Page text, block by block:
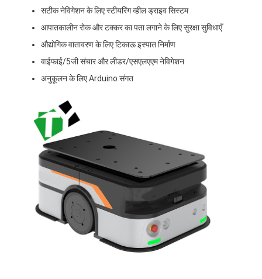
होम
सटीक नेविगेशन के लिए स्टीयरिंग व्हील ड्राइव सिस्टम
आपातकालीन रोक और टक्कर का पता लगाने के लिए सुरक्षा सुविधाएँ
औद्योगिक वातावरण के लिए टिकाऊ इस्पात निर्माण
वाईफाई/5जी संचार और लीडर/एसएलएएम नेविगेशन
अनुकूलन के लिए Arduino संगत